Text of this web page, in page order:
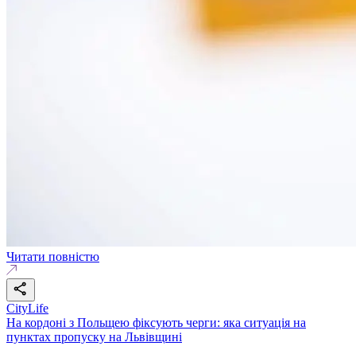
Читати повністю
CityLife
На кордоні з Польщею фіксують черги: яка ситуація на
пунктах пропуску на Львівщині